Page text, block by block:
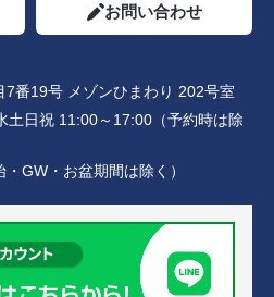
お問い合わせ
番19号 メゾンひまわり 202号室
土日祝 11:00～17:00（予約時は除
GW・お盆期間は除く）